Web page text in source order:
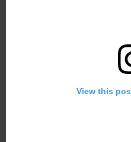
View this